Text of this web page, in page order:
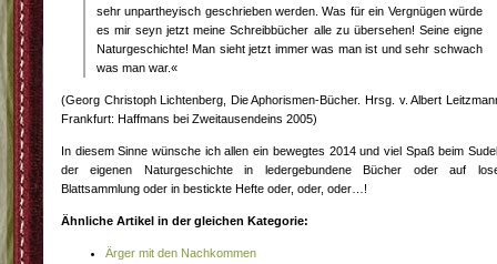
sehr unpartheyisch geschrieben werden. Was für ein Vergnügen würde
es mir seyn jetzt meine Schreibbücher alle zu übersehen! Seine eigne
Naturgeschichte! Man sieht jetzt immer was man ist und sehr schwach
was man war.«
(Georg Christoph Lichtenberg, Die Aphorismen-Bücher. Hrsg. v. Albert
Frankfurt: Haffmans bei Zweitausendeins 2005)
In diesem Sinne wünsche ich allen ein bewegtes 2014 und viel Spaß beim
der eigenen Naturgeschichte in ledergebundene Bücher oder auf
Blattsammlung oder in bestickte Hefte oder, oder, oder…!
Ähnliche Artikel in der gleichen Kategorie:
Ärger mit den Nachkommen